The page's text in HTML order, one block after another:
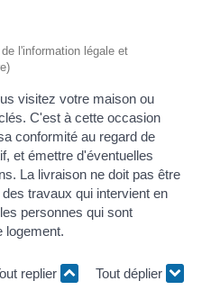
l'information légale et
visitez votre maison ou
C'est à cette occasion
conformité au regard de
et émettre d'éventuelles
La livraison ne doit pas être
travaux qui intervient en
personnes qui sont
logement.
replier Tout déplier